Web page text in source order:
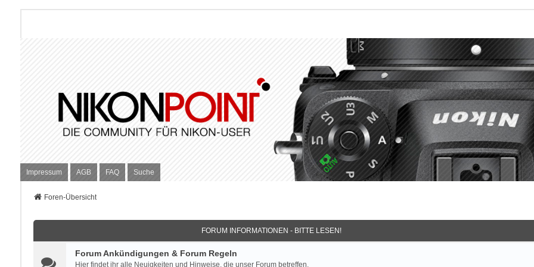
Impressum AGB FAQ Suche
Foren-Übersicht
FORUM INFORMATIONEN - BITTE LESEN!
Forum Ankündigungen & Forum Regeln
Hier findet ihr alle Neuigkeiten und Hinweise, die unser Forum betreffen.